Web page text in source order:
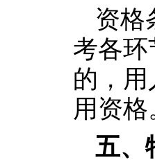
资格
考各
的，
用资
五、